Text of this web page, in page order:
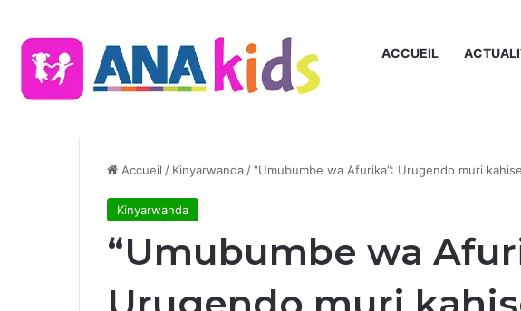
ACCUEIL
Accueil / Kinyarwanda /“Umubumbe wa Afurika”: Urugendo muri
Kinyarwanda
“Umubumbe wa